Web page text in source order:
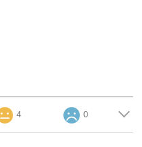
4 0